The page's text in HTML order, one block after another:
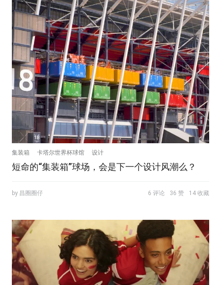
集装箱 卡塔尔世界杯球馆 设计
短命的“集装箱”球场，会是下一个设计风潮么？
by 昌圈圈仔 6 评论 36 赞 14 收藏